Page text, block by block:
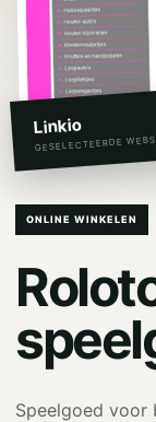
Linkio
GESELECTEERDE
ONLINE WINKELEN
Speelgoed voor